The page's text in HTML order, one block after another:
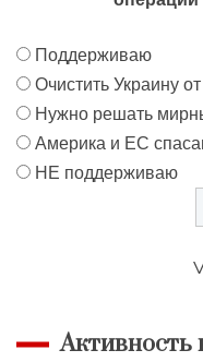
Поддерживаю
Очистить Украину
Нужно решать
Америка и ЕС
НЕ поддерживаю
Активность